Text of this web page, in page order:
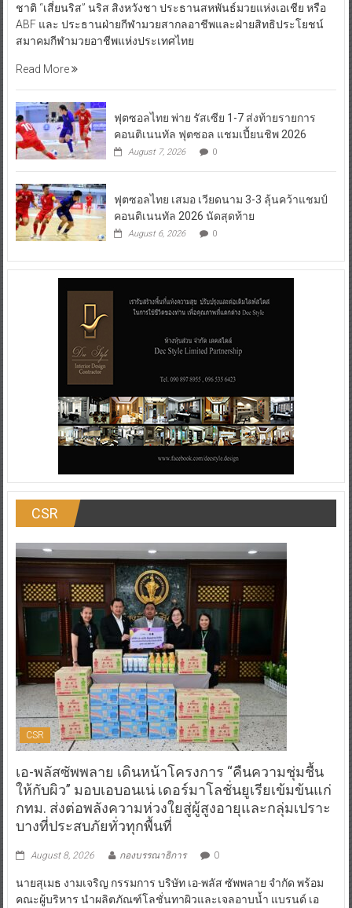
ชาติ “เสี่ยนริส” นริส สิงหวังชา ประธานสหพันธ์มวยแห่งเอเชีย หรือ
ABF และ ประธานฝ่ายกีฬามวยสากลอาชีพและฝ่ายสิทธิประโยชน์
สมาคมกีฬามวยอาชีพแห่งประเทศไทย
Read More
ฟุตซอลไทย พ่าย รัสเซีย 1-7 ส่งท้ายรายการ
คอนติเนนทัล ฟุตซอล แชมเปี้ยนชิพ 2026
August 7, 2026 0
ฟุตซอลไทย เสมอ เวียดนาม 3-3 ลุ้นคว้าแชมป์
คอนติเนนทัล 2026 นัดสุดท้าย
August 6, 2026 0
CSR
CSR
เอ-พลัสซัพพลาย เดินหน้าโครงการ “คืนความชุ่มชื้น
ให้กับผิว” มอบเอบอนเน่ เดอร์มาโลชั่นยูเรียเข้มข้นแก่
กทม. ส่งต่อพลังความห่วงใยสู่ผู้สูงอายุและกลุ่มเปราะ
บางที่ประสบภัยทั่วทุกพื้นที่
August 8, 2026 กองบรรณาธิการ 0
นายสุเมธ งามเจริญ กรรมการ บริษัท เอ-พลัส ซัพพลาย จำกัด พร้อม
คณะผู้บริหาร นำผลิตภัณฑ์โลชั่นทาผิวและเจลอาบน้ำ แบรนด์ เอ